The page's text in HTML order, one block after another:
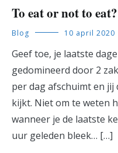
To eat or not to
Blog 10 april 2020
Geef toe, je laatste
gedomineerd door 2
per dag afschuimt en
kijkt. Niet om te weten
wanneer je de laatste
uur geleden bleek… […]